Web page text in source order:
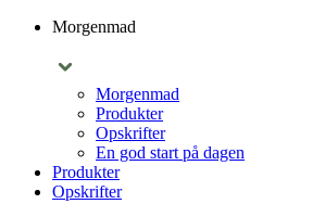
Morgenmad
Morgenmad
Produkter
Opskrifter
En god start på dagen
Produkter
Opskrifter